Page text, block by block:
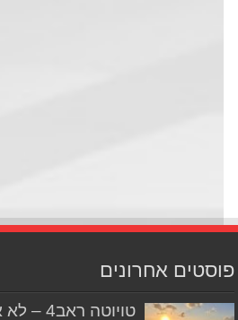
אחרונים
טויוטה ראב4 – לא אנדרדוג